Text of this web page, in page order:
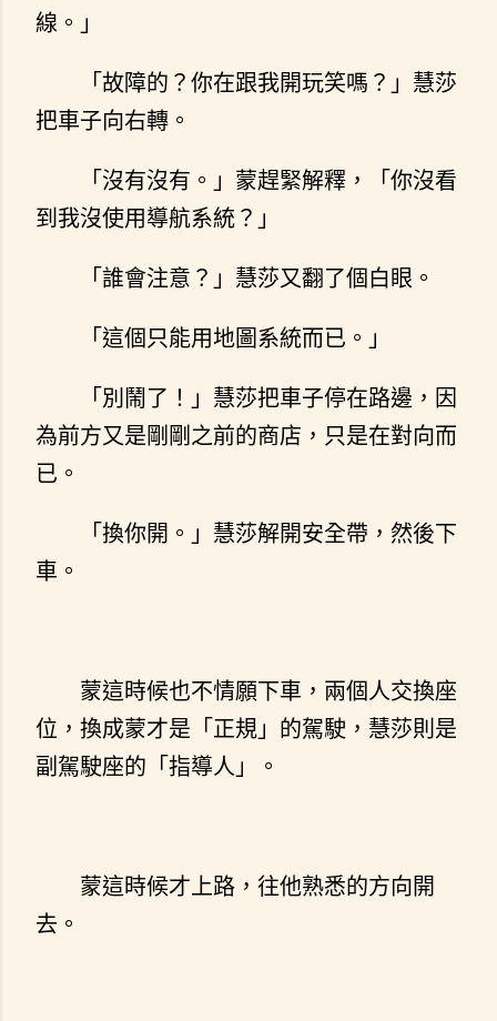
線。」
「故障的？你在跟我開玩笑嗎？」慧莎
把車子向右轉。
「沒有沒有。」蒙趕緊解釋，「你沒看
到我沒使用導航系統？」
「誰會注意？」慧莎又翻了個白眼。
「這個只能用地圖系統而已。」
「別鬧了！」慧莎把車子停在路邊，因
為前方又是剛剛之前的商店，只是在對向而
已。
「換你開。」慧莎解開安全帶，然後下
車。
蒙這時候也不情願下車，兩個人交換座
位，換成蒙才是「正規」的駕駛，慧莎則是
副駕駛座的「指導人」。
蒙這時候才上路，往他熟悉的方向開
去。